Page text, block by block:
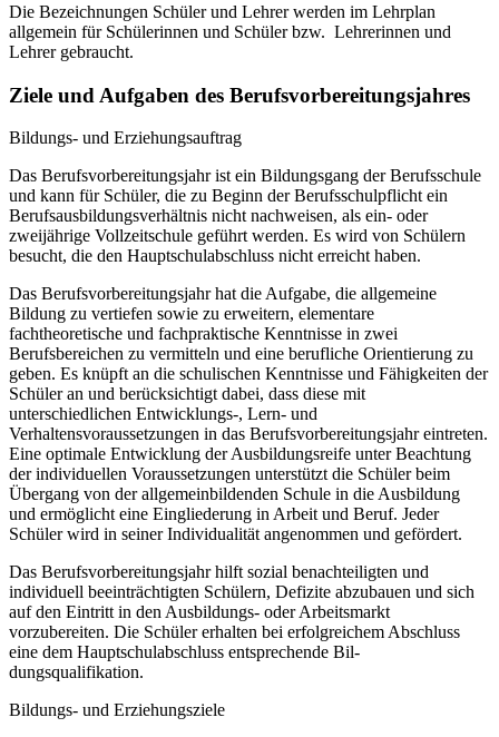
Die Bezeichnungen Schüler und Lehrer werden im Lehrplan
allgemein für Schülerinnen und Schüler bzw. Lehrerinnen und
Lehrer gebraucht.
Ziele und Aufgaben des Berufsvorbereitungsjahres
Bildungs- und Erziehungsauftrag
Das Berufsvorbereitungsjahr ist ein Bildungsgang der Berufsschule
und kann für Schüler, die zu Beginn der Berufsschulpflicht ein
Berufsausbildungsverhältnis nicht nachweisen, als ein- oder
zweijährige Vollzeitschule geführt werden. Es wird von Schülern
besucht, die den Hauptschulabschluss nicht erreicht haben.
Das Berufsvorbereitungsjahr hat die Aufgabe, die allgemeine
Bildung zu vertiefen sowie zu erweitern, elementare
fachtheoretische und fachpraktische Kenntnisse in zwei
Berufsbereichen zu vermitteln und eine berufliche Orientierung zu
geben. Es knüpft an die schulischen Kenntnisse und Fähigkeiten der
Schüler an und berücksichtigt dabei, dass diese mit
unterschiedlichen Entwicklungs-, Lern- und
Verhaltensvoraussetzungen in das Berufsvorbereitungsjahr eintreten.
Eine optimale Entwicklung der Ausbildungsreife unter Beachtung
der individuellen Voraussetzungen unterstützt die Schüler beim
Übergang von der allgemeinbildenden Schule in die Ausbildung
und ermöglicht eine Eingliederung in Arbeit und Beruf. Jeder
Schüler wird in seiner Individualität angenommen und gefördert.
Das Berufsvorbereitungsjahr hilft sozial benachteiligten und
individuell beeinträchtigten Schülern, Defizite abzubauen und sich
auf den Eintritt in den Ausbildungs- oder Arbeitsmarkt
vorzubereiten. Die Schüler erhalten bei erfolgreichem Abschluss
eine dem Hauptschulabschluss entsprechende Bil-
dungsqualifikation.
Bildungs- und Erziehungsziele